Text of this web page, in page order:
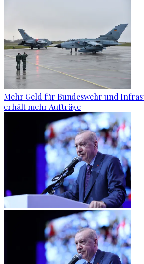
Mehr Geld für Bundeswehr und
erhält mehr Aufträge